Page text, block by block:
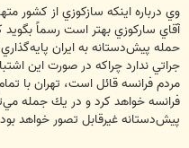
وي درباره اينكه سازكوزي از كشور
آقاي ساركوزي بهتر است رسماً
حمله پيش‌دستانه به ايران
جراتي ندارد چراكه در صورت اين
مردم فرانسه قائل است، تهران با
فرانسه خواهد كرد و در يك جمله
پيش‌دستانه غيرقابل تصور خواهد بود.